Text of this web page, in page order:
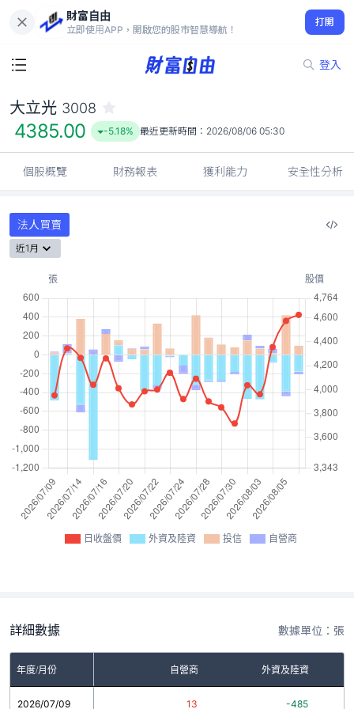
財富自由
立即使用APP，開啟您的股市智慧導航！
打開
登入
4385.00
-5.18%
大立光 3008
4385.00 -5.18% 最近更新時間： 2026/08/06 05:30
個股概覽 財務報表 獲利能力 安全性分析
法人買賣
近1月
日收盤價 外資及陸資 投信 自營商
詳細數據 數據單位：張
年度/月份 自營商 外資及陸資
2026/07/09 13 -485